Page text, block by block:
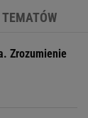
Zrozumienie